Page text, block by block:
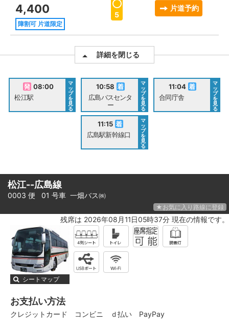
4,400
障割可 片道限定
5
片道予約
詳細を閉じる
08:00
松江駅
マ
ッ
プ
を
見
る
10:58
広島バスセンタ
ー
マ
ッ
プ
を
見
る
11:04
合同庁舎
マ
ッ
プ
を
見
る
11:15
広島駅新幹線口
マ
ッ
プ
を
見
る
松江--広島線
0003 便 01 号車 一畑バス㈱
★お気に入り路線に登録
残席は 2026年08月11日05時37分 現在の情報です。
シートマップ
お支払い方法
クレジットカード コンビニ ｄ払い PayPay